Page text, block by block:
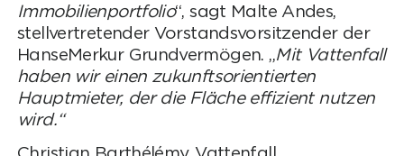
Immobilienportfolio“, sagt Malte Andes,
stellvertretender Vorstandsvorsitzender der
HanseMerkur Grundvermögen. „Mit Vattenfall
haben wir einen zukunftsorientierten
Hauptmieter, der die Fläche effizient nutzen
wird.“